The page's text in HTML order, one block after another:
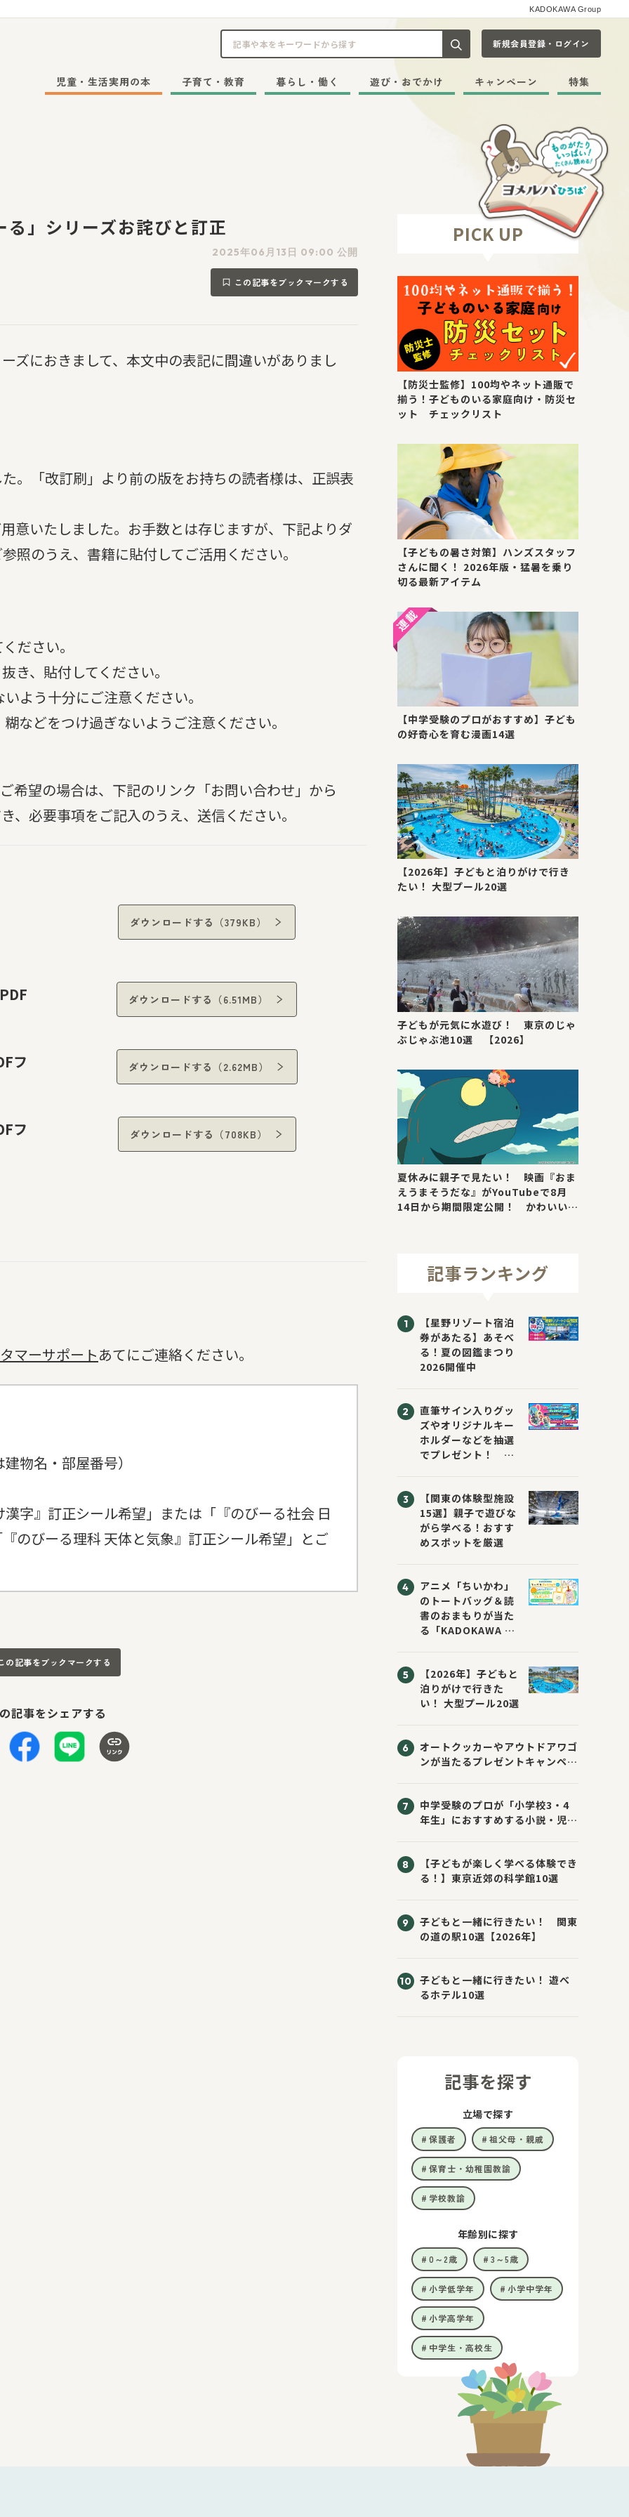
KADOKAWA Group
記事や本をキーワードから探す
新規会員登録・ログイン
児童・生活実用の本 子育て・教育 暮らし・働く 遊び・おでかけ キャンペーン 特集
」シリーズお詫びと訂正
2025年06月13日 09:00 公開
この記事をブックマークする
ズにおきまして、本文中の表記に間違いがありまし
。「改訂刷」より前の版をお持ちの読者様は、正誤表
意いたしました。お手数とは存じますが、下記よりダ
照のうえ、書籍に貼付してご活用ください。
ださい。
き、貼付してください。
よう十分にご注意ください。
などをつけ過ぎないようご注意ください。
希望の場合は、下記のリンク「お問い合わせ」から
、必要事項をご記入のうえ、送信ください。
ダウンロードする（379KB）
ダウンロードする（6.51MB）
フ ダウンロードする（2.62MB）
フ ダウンロードする（708KB）
マーサポートあてにご連絡ください。
物名・部屋番号）
字』訂正シール希望」または「『のびーる社会 日
のびーる理科 天体と気象』訂正シール希望」とご
の記事をブックマークする
記事をシェアする
PICK UP
【防災士監修】100均やネット通販で
揃う！子どものいる家庭向け・防災セ
ット チェックリスト
【子どもの暑さ対策】ハンズスタッフ
さんに聞く！ 2026年版・猛暑を乗り
切る最新アイテム
【中学受験のプロがおすすめ】子ども
の好奇心を育む漫画14選
【2026年】子どもと泊りがけで行き
たい！ 大型プール20選
子どもが元気に水遊び！ 東京のじゃ
ぶじゃぶ池10選 【2026】
夏休みに親子で見たい！ 映画『おま
えうまそうだな』がYouTubeで8月
14日から期間限定公開！ かわいい＆
記事ランキング
【星野リゾート宿泊
券があたる】あそべ
る！夏の図鑑まつり
2026開催中
直筆サイン入りグッ
ズやオリジナルキー
ホルダーなどを抽選
でプレゼント！
ジブックフェア2026
～すまない先生と読
書にチャレンジ！
～」が開催！
【関東の体験型施設
15選】親子で遊びな
がら学べる！おすす
めスポットを厳選
アニメ「ちいかわ」
のトートバッグ＆読
書のおまもりが当た
る「KADOKAWA ち
催！ スマホ壁紙は
応募者全員にプレゼ
ント！
【2026年】子どもと
泊りがけで行きた
い！ 大型プール20選
オートクッカーやアウトドアワゴ
ンが当たるプレゼントキャンペー
中学受験のプロが「小学校3・4
年生」におすすめする小説・児童
【子どもが楽しく学べる体験でき
る！】東京近郊の科学館10選
子どもと一緒に行きたい！ 関東
の道の駅10選【2026年】
子どもと一緒に行きたい！ 遊べ
るホテル10選
記事を探す
立場で探す
保護者 祖父母・親戚
保育士・幼稚園教諭
学校教諭
年齢別に探す
0～2歳 3～5歳
小学低学年 小学中学年
小学高学年
中学生・高校生